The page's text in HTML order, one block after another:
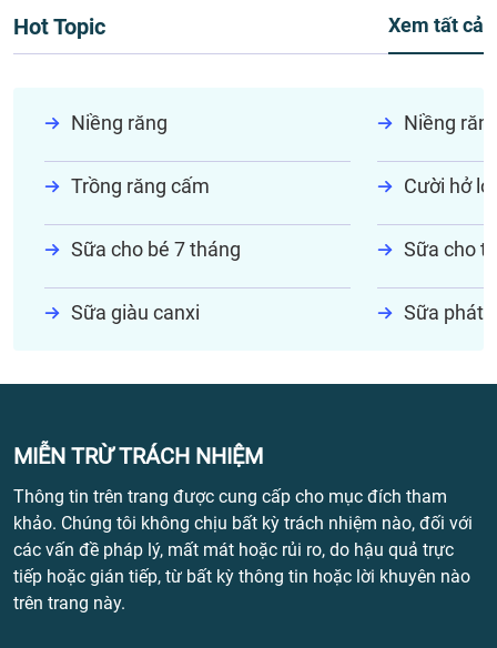
Hot Topic Xem tất cả
Niềng răng Niềng
Trồng răng cấm Cười hở lợi
Sữa cho bé 7 tháng Sữa cho
Sữa giàu canxi Sữa phát
MIỄN TRỪ TRÁCH NHIỆM
Thông tin trên trang được cung cấp cho mục đích tham
khảo. Chúng tôi không chịu bất kỳ trách nhiệm nào, đối với
các vấn đề pháp lý, mất mát hoặc rủi ro, do hậu quả trực
tiếp hoặc gián tiếp, từ bất kỳ thông tin hoặc lời khuyên nào
trên trang này.